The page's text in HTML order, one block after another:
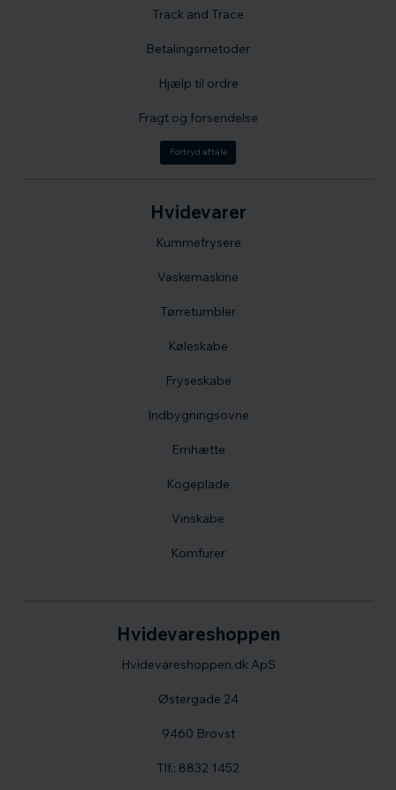
Hvidevareshoppen
Hvidevareshoppen.dk ApS
Østergade 24
9460 Brovst
Tlf.: 8832 1452
Hvidevarer
Kummefrysere
Vaskemaskine
Tørretumbler
Køleskabe
Fryseskabe
Indbygningsovne
Emhætte
Kogeplade
Vinskabe
Komfurer
Track and Trace
Betalingsmetoder
Hjælp til ordre
Fragt og forsendelse
Fortryd aftale